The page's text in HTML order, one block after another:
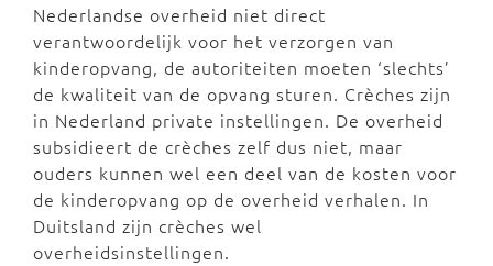
Nederlandse overheid niet direct
verantwoordelijk voor het verzorgen van
kinderopvang, de autoriteiten moeten ‘slechts’
de kwaliteit van de opvang sturen. Crèches zijn
in Nederland private instellingen. De overheid
subsidieert de crèches zelf dus niet, maar
ouders kunnen wel een deel van de kosten voor
de kinderopvang op de overheid verhalen. In
Duitsland zijn crèches wel
overheidsinstellingen.